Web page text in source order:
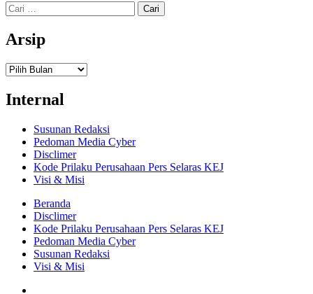
Cari
untuk:
Arsip
Arsip
Internal
Susunan Redaksi
Pedoman Media Cyber
Disclimer
Kode Prilaku Perusahaan Pers Selaras KEJ
Visi & Misi
Beranda
Disclimer
Kode Prilaku Perusahaan Pers Selaras KEJ
Pedoman Media Cyber
Susunan Redaksi
Visi & Misi